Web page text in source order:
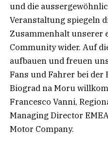
und die
Veranstaltung spiegeln
Zusammenhalt unserer
Community wider. Auf
aufbauen und freuen
Fans und Fahrer bei der
Biograd na Moru
Francesco Vanni,
Managing Director
Motor Company.